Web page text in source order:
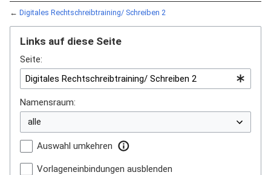
← Digitales Rechtschreibtraining/ Schreiben 2
Links auf diese Seite
Seite:
Namensraum:
Auswahl umkehren
Vorlageneinbindungen ausblenden